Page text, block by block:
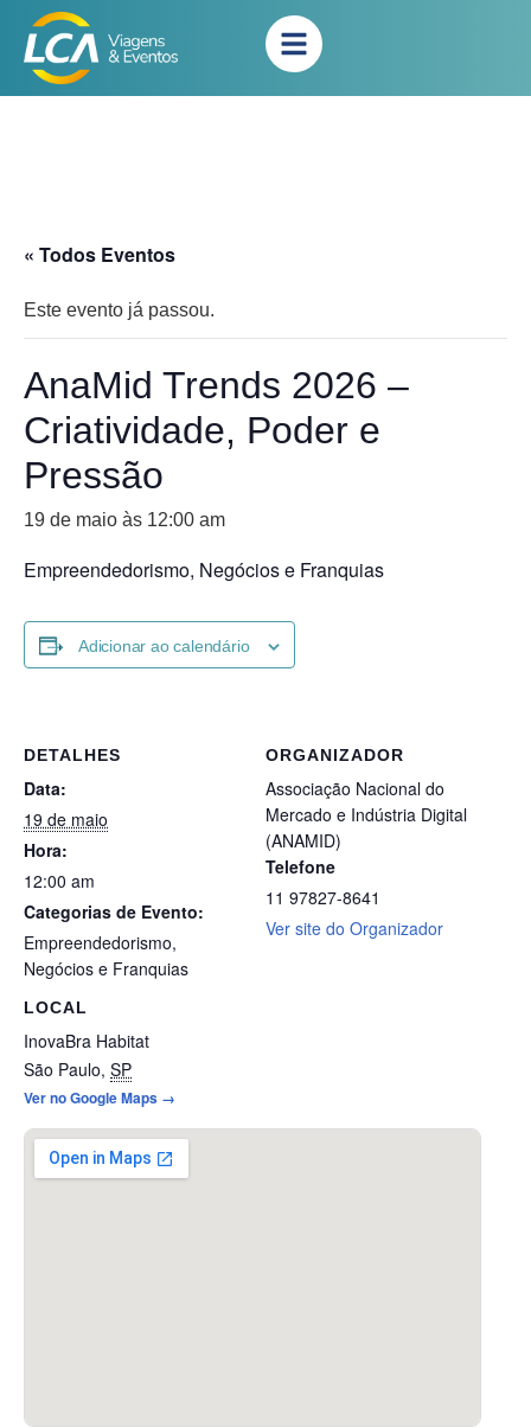
« Todos Eventos
Este evento já passou.
AnaMid Trends 2026 –
Criatividade, Poder e
Pressão
19 de maio às 12:00 am
Empreendedorismo, Negócios e Franquias
Adicionar ao calendário
DETALHES
Data:
19 de maio
Hora:
12:00 am
Categorias de Evento:
Empreendedorismo,
Negócios e Franquias
LOCAL
InovaBra Habitat
São Paulo, SP
Ver no Google Maps →
ORGANIZADOR
Associação Nacional do
Mercado e Indústria Digital
(ANAMID)
Telefone
11 97827-8641
Ver site do Organizador